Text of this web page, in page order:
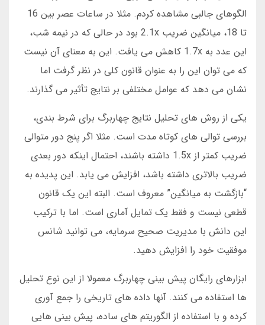
الگوهای جالبی مشاهده کردم. مثلا در ساعات عصر بین 16
تا 18، میانگین ضریب 2.1x بود در حالی که در نیمه شب،
این عدد به 1.7x کاهش می یافت. این به معنای آن نیست
که می توان این را به عنوان قانون کلی در نظر گرفت اما
نشان می دهد که عوامل مختلفی بر نتایج تأثیر می گذارند.
یکی از روش های تحلیل نتایج چهاربرگ برای شرط بندی،
بررسی توالی های کوتاه مدت است. مثلا اگر پنج دور متوالی
ضریب کمتر از 1.5x داشته باشند، احتمال اینکه دور بعدی
ضریب بالاتری داشته باشد، افزایش می یابد. این پدیده به
“بازگشت به میانگین” معروف است. البته این یک قانون
قطعی نیست و فقط یک تمایل آماری است. اما با ترکیب
این دانش با مدیریت صحیح سرمایه، می توانید شانس
موفقیت خود را افزایش دهید.
ابزارهای رایگان پیش بینی چهاربرگ معمولا از این نوع تحلیل
ها استفاده می کنند. آنها داده های تاریخی را جمع آوری
کرده و با استفاده از الگوریتم های ساده، پیش بینی هایی